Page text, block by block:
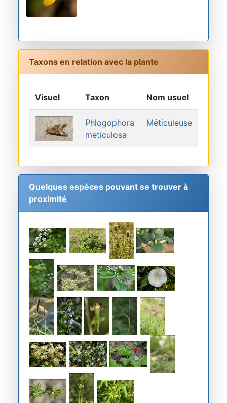
Taxons en relation avec la plante
Visuel Taxon Nom usuel
Phlogophora
meticulosa
Méticuleuse
Quelques espèces pouvant se trouver à
proximité